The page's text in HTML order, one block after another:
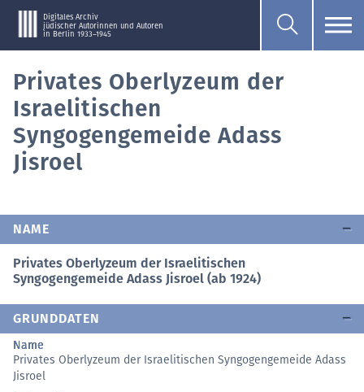
Digitales Archiv
jüdischer Autorinnen und Autoren
in Berlin 1933–1945
Privates Oberlyzeum der
Israelitischen
Syngogengemeide Adass
Jisroel
NAME
Privates Oberlyzeum der Israelitischen
Syngogengemeide Adass Jisroel (ab 1924)
GRUNDDATEN
Name
Privates Oberlyzeum der Israelitischen Syngogengemeide Adass
Jisroel